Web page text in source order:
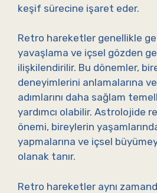
keşif sürecine işaret eder.
Retro hareketler genellikle
yavaşlama ve içsel gözden
ilişkilendirilir. Bu dönemler,
deneyimlerini anlamalarına
adımlarını daha sağlam
yardımcı olabilir. Astrolojide
önemi, bireylerin
yapmalarına ve içsel
olanak tanır.
Retro hareketler aynı